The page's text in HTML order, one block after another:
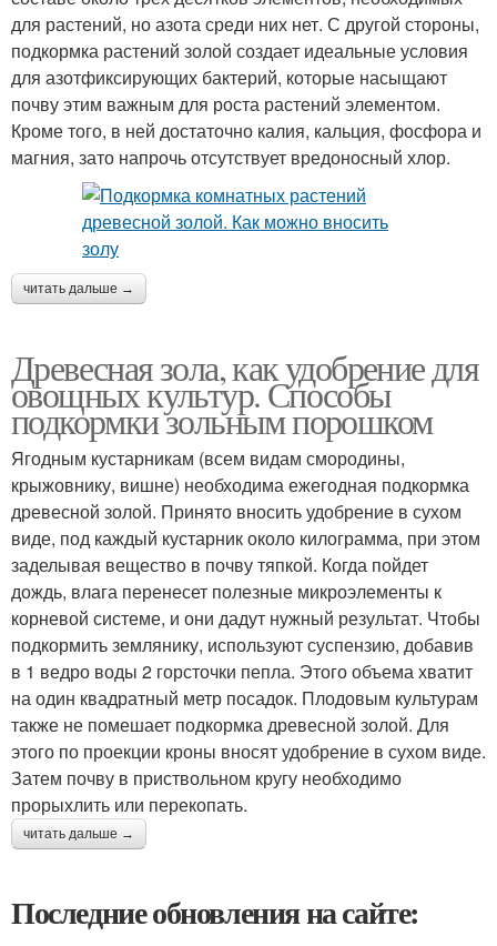
для растений, но азота среди них нет. С другой стороны,
подкормка растений золой создает идеальные условия
для азотфиксирующих бактерий, которые насыщают
почву этим важным для роста растений элементом.
Кроме того, в ней достаточно калия, кальция, фосфора и
магния, зато напрочь отсутствует вредоносный хлор.
читать дальше →
Древесная зола, как удобрение для
овощных культур. Способы
подкормки зольным порошком
Ягодным кустарникам (всем видам смородины,
крыжовнику, вишне) необходима ежегодная подкормка
древесной золой. Принято вносить удобрение в сухом
виде, под каждый кустарник около килограмма, при этом
заделывая вещество в почву тяпкой. Когда пойдет
дождь, влага перенесет полезные микроэлементы к
корневой системе, и они дадут нужный результат. Чтобы
подкормить землянику, используют суспензию, добавив
в 1 ведро воды 2 горсточки пепла. Этого объема хватит
на один квадратный метр посадок. Плодовым культурам
также не помешает подкормка древесной золой. Для
этого по проекции кроны вносят удобрение в сухом виде.
Затем почву в приствольном кругу необходимо
прорыхлить или перекопать.
читать дальше →
Последние обновления на сайте: